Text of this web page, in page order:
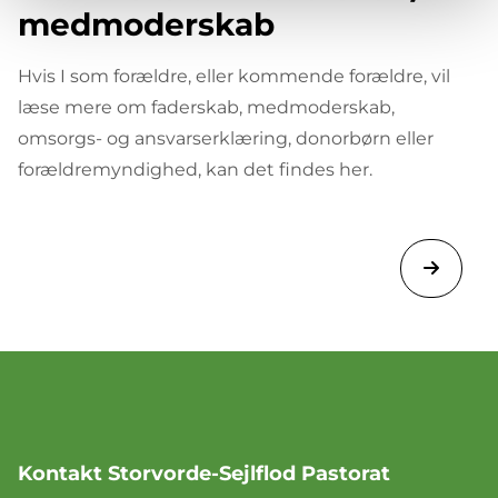
medmoderskab
Hvis I som forældre, eller kommende forældre, vil
læse mere om faderskab, medmoderskab,
omsorgs- og ansvarserklæring, donorbørn eller
forældremyndighed, kan det findes her.
Kontakt Storvorde-Sejlflod Pastorat